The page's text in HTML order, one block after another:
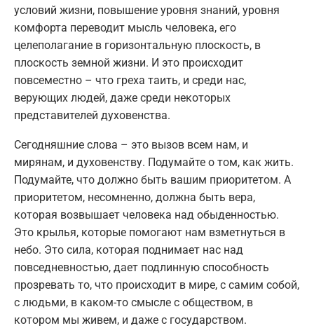
условий жизни, повышение уровня знаний, уровня
комфорта переводит мысль человека, его
целеполагание в горизонтальную плоскость, в
плоскость земной жизни. И это происходит
повсеместно – что греха таить, и среди нас,
верующих людей, даже среди некоторых
представителей духовенства.
Сегодняшние слова – это вызов всем нам, и
мирянам, и духовенству. Подумайте о том, как жить.
Подумайте, что должно быть вашим приоритетом. А
приоритетом, несомненно, должна быть вера,
которая возвышает человека над обыденностью.
Это крылья, которые помогают нам взметнуться в
небо. Это сила, которая поднимает нас над
повседневностью, дает подлинную способность
прозревать то, что происходит в мире, с самим собой,
с людьми, в каком-то смысле с обществом, в
котором мы живем, и даже с государством.